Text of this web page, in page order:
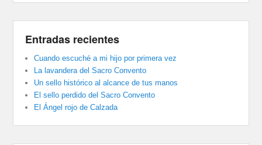
Entradas recientes
Cuando escuché a mi hijo por primera vez
La lavandera del Sacro Convento
Un sello histórico al alcance de tus manos
El sello perdido del Sacro Convento
El Ángel rojo de Calzada